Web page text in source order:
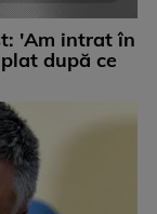
'Am intrat în
după ce